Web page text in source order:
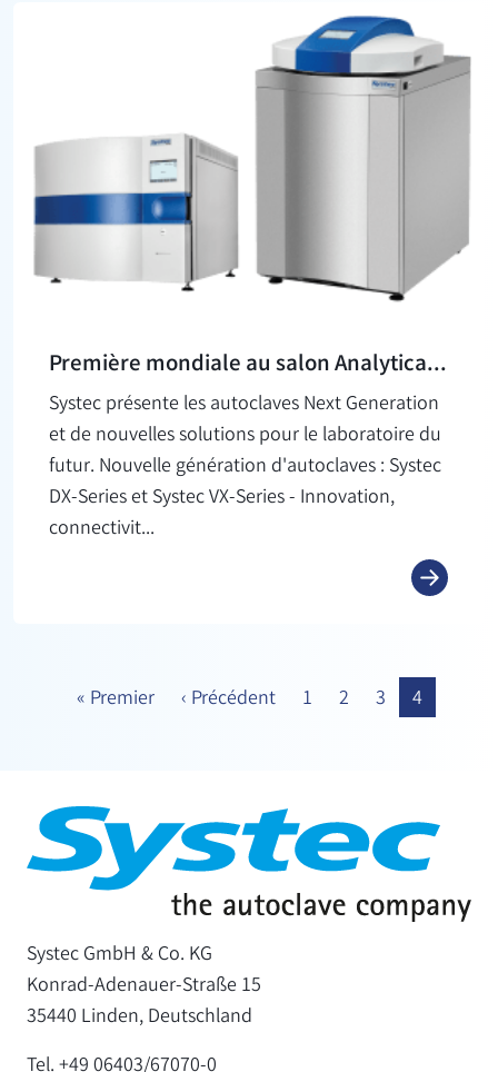
Première mondiale au salon Analytica...
Systec présente les autoclaves Next Generation
et de nouvelles solutions pour le laboratoire du
futur. Nouvelle génération d'autoclaves : Systec
DX-Series et Systec VX-Series - Innovation,
connectivit...
« Premier ‹ Précédent 1 2 3 4
Systec GmbH & Co. KG
Konrad-Adenauer-Straße 15
35440 Linden, Deutschland